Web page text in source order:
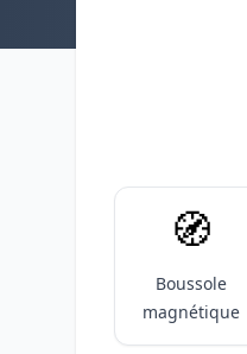
🧭
Boussole
magnétique